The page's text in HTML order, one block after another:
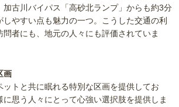
加古川バイパス「高砂北ランプ」からも約3分
しやすい点も魅力の一つ。こうした交通の利
者にも、地元の人々にも評価されていま
画
トと共に眠れる特別な区画を提供してお
に思う人々にとって心強い選択肢を提供しま